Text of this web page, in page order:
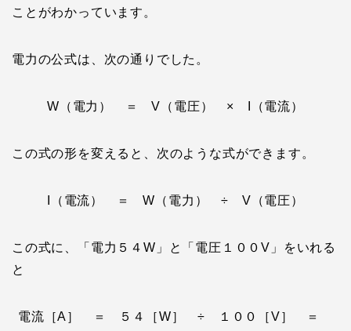
ことがわかっています。
電力の公式は、次の通りでした。
W（電力） ＝ V（電圧） × I（電流）
この式の形を変えると、次のような式ができます。
I（電流） ＝ W（電力） ÷ V（電圧）
この式に、「電力５４W」と「電圧１００V」をいれる
と
電流［A］ ＝ ５４［W］ ÷ １００［V］ ＝